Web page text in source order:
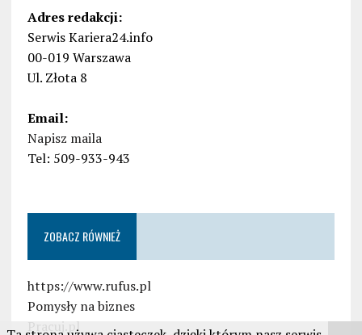
Adres redakcji:
Serwis Kariera24.info
00-019 Warszawa
Ul. Złota 8
Email:
Napisz maila
Tel: 509-933-943
ZOBACZ RÓWNIEŻ
https://www.rufus.pl
Pomysły na biznes
Pracuj.pl